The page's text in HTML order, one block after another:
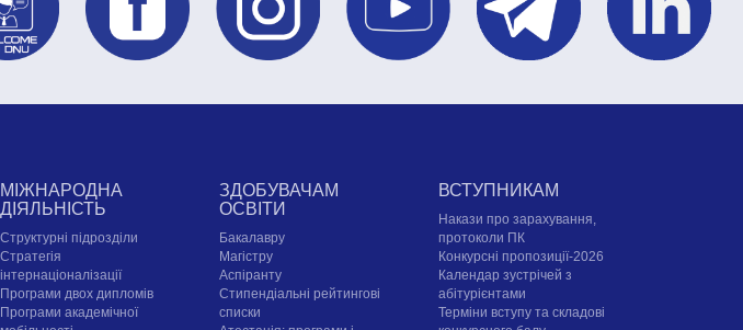
МІЖНАРОДНА
ДІЯЛЬНІСТЬ
Структурні підрозділи
Стратегія
інтернаціоналізації
Програми двох дипломів
Програми академічної
ЗДОБУВАЧАМ
ОСВІТИ
Бакалавру
Магістру
Аспіранту
Стипендіальні рейтингові
списки
ВСТУПНИКАМ
Накази про зарахування,
протоколи ПК
Конкурсні пропозиції-2026
Календар зустрічей з
абітурієнтами
Терміни вступу та складові